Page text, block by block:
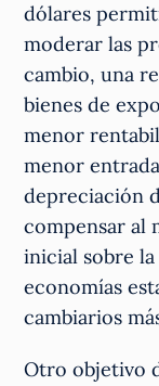
dólares
moderar las
cambio, una
bienes de
menor
menor
depreciación
compensar al
inicial sobre
economías
cambiarios
Otro objetivo